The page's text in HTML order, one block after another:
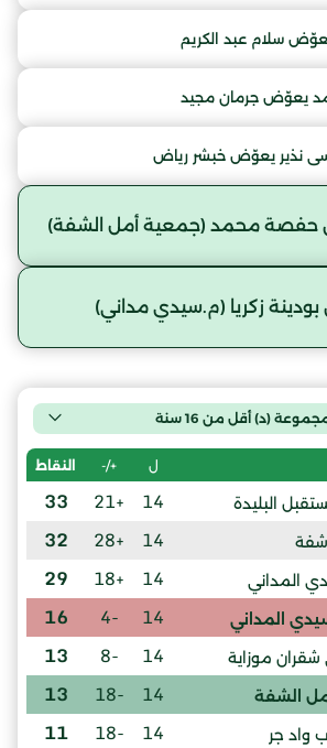
سلام عبد الكريم
يعوّض جرمان مجيد
نذير يعوّض خبشر رياض
محمد (جمعية أمل الشفة)
زكريا (م.سيدي مداني)
(د) أقل من 16 سنة
ل +/- النقاط
البليدة 14
+21
33
شفة 14
+28
32
المداني 14
+18
29
المداني 14
-4
16
موزاية 14
-8
13
الشفة 14
-18
13
واد جر 14
-18
11